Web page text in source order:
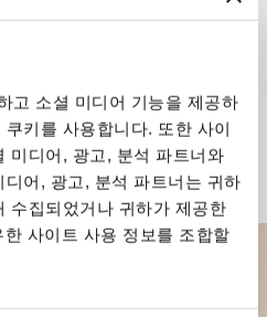
고 소셜 미디어 기능을 제공하
키를 사용합니다. 또한 사이
미디어, 광고, 분석 파트너와
어, 광고, 분석 파트너는 귀하
수집되었거나 귀하가 제공한
사이트 사용 정보를 조합할